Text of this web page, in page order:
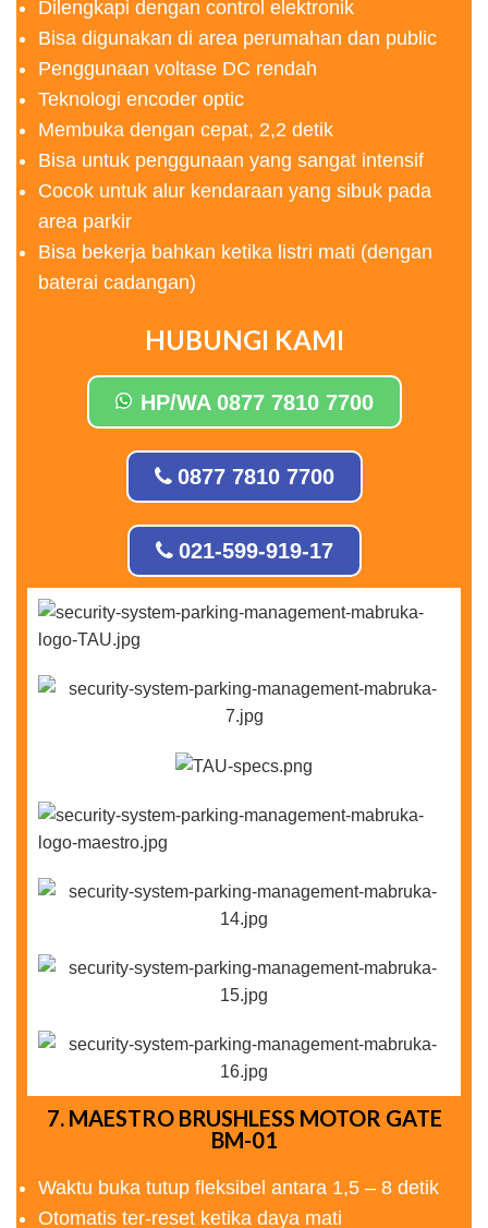
Dilengkapi dengan control elektronik
Bisa digunakan di area perumahan dan public
Penggunaan voltase DC rendah
Teknologi encoder optic
Membuka dengan cepat, 2,2 detik
Bisa untuk penggunaan yang sangat intensif
Cocok untuk alur kendaraan yang sibuk pada
area parkir
Bisa bekerja bahkan ketika listri mati (dengan
baterai cadangan)
HUBUNGI KAMI
HP/WA 0877 7810 7700
0877 7810 7700
021-599-919-17
7. MAESTRO BRUSHLESS MOTOR GATE
BM-01
Waktu buka tutup fleksibel antara 1,5 – 8 detik
Otomatis ter-reset ketika daya mati